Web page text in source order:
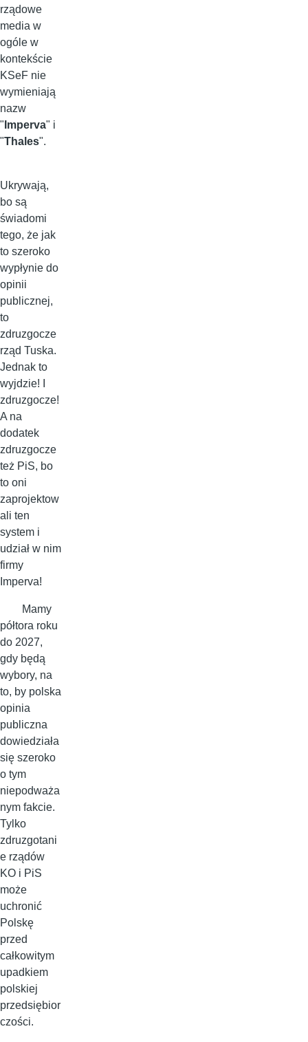
rządowe
media w
ogóle w
kontekście
KSeF nie
wymieniają
nazw
" Imperva" i
"Thales".
Ukrywają,
bo są
świadomi
tego, że jak
to szeroko
wypłynie do
opinii
publicznej,
to
zdruzgocze
rząd Tuska.
Jednak to
wyjdzie! I
zdruzgocze!
A na
dodatek
zdruzgocze
też PiS, bo
to oni
zaprojektow
ali ten
system i
udział w nim
firmy
Imperva!
Mamy
półtora roku
do 2027,
gdy będą
wybory, na
to, by polska
opinia
publiczna
dowiedziała
się szeroko
o tym
niepodważa
nym fakcie.
Tylko
zdruzgotani
e rządów
KO i PiS
może
uchronić
Polskę
przed
całkowitym
upadkiem
polskiej
przedsiębior
czości.